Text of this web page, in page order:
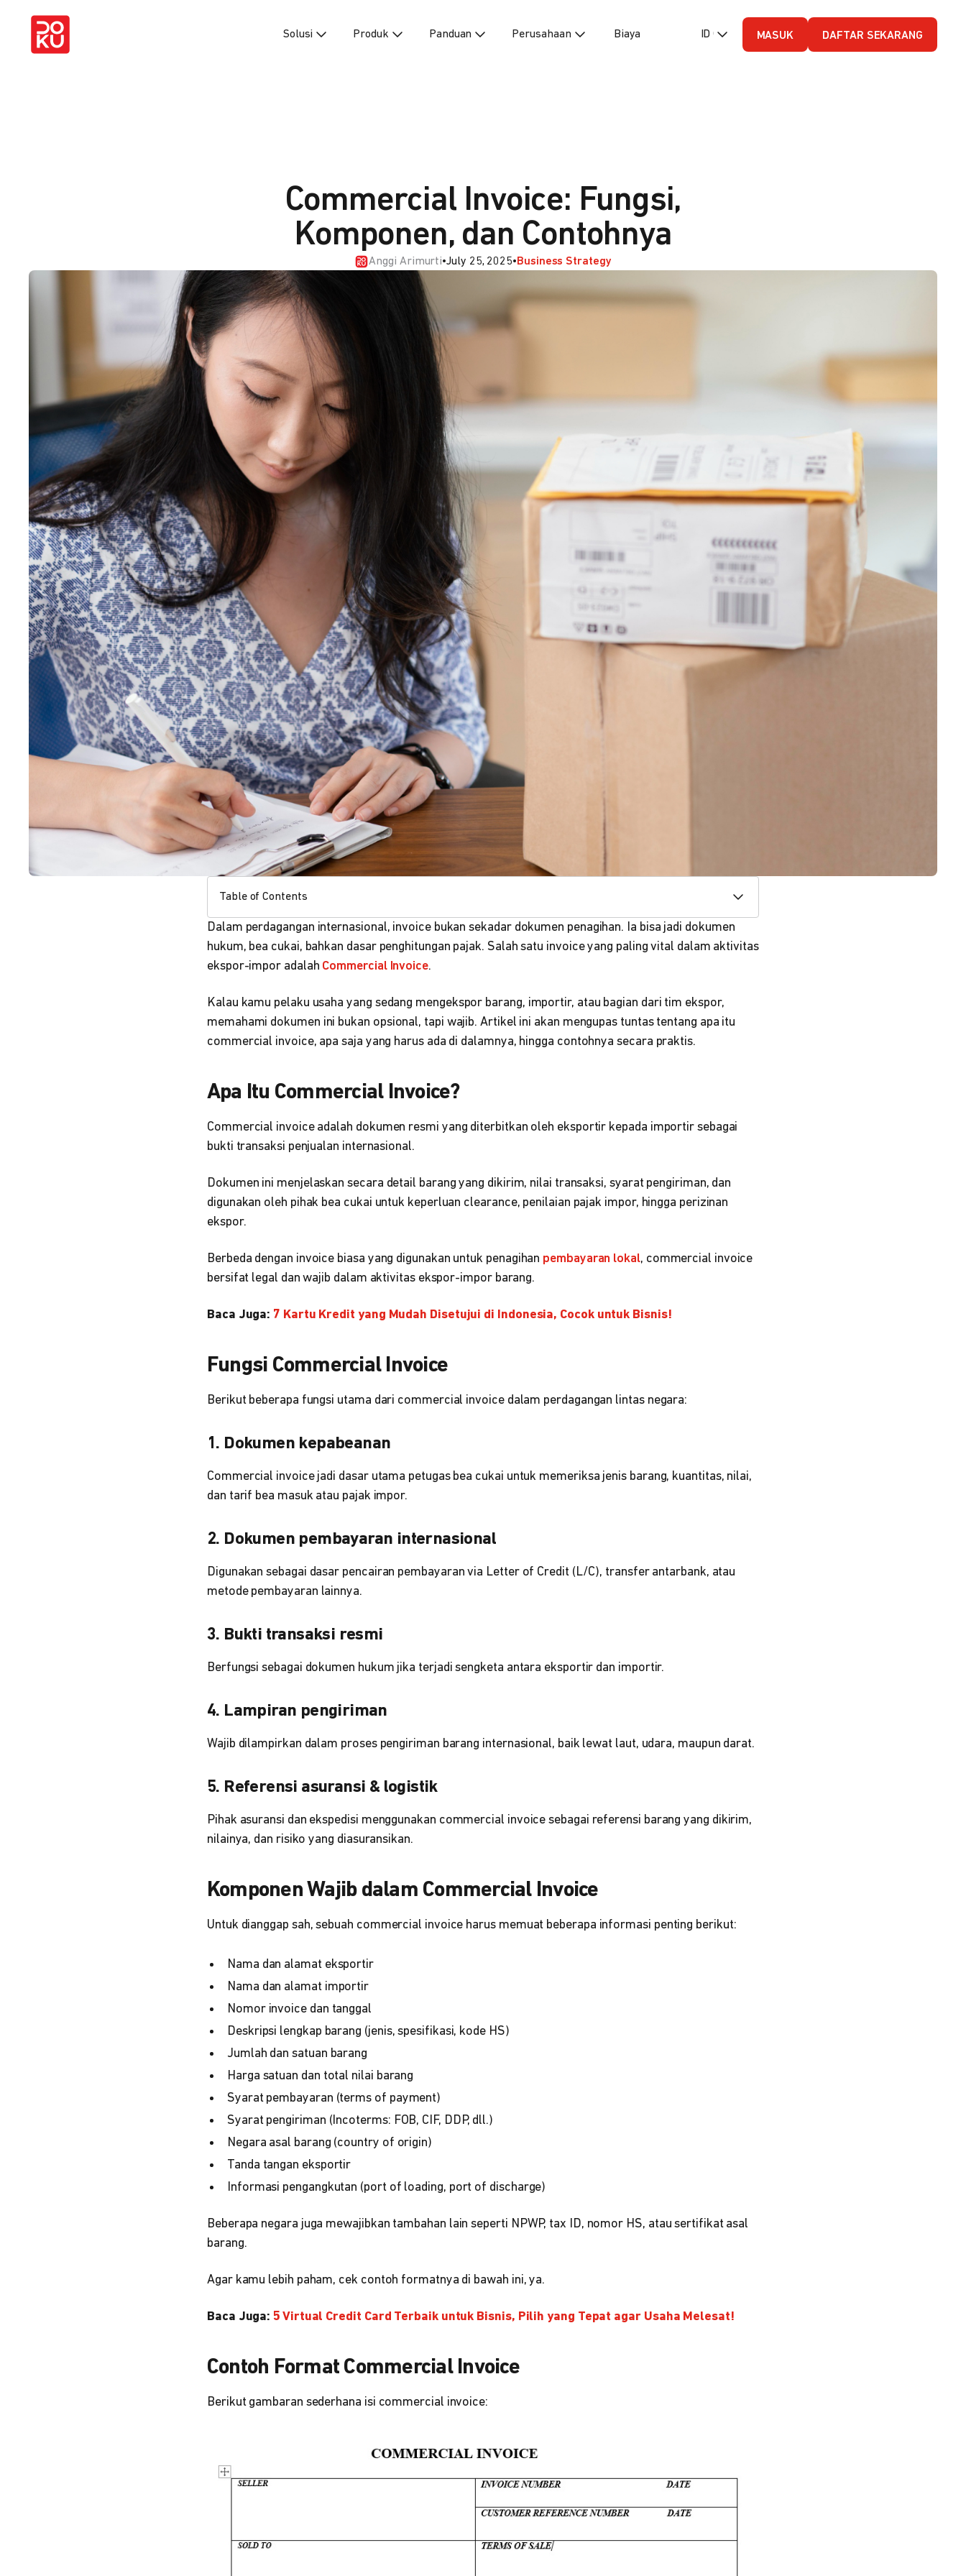
Solusi Produk Panduan Perusahaan Biaya ID (Bahasa Indonesia)
MASUK DAFTAR SEKARANG
Commercial Invoice: Fungsi,
Komponen, dan Contohnya
Anggi Arimurti•July 25, 2025•Business Strategy
Table of Contents
Dalam perdagangan internasional, invoice bukan sekadar dokumen penagihan. Ia bisa jadi dokumen
hukum, bea cukai, bahkan dasar penghitungan pajak. Salah satu invoice yang paling vital dalam aktivitas
ekspor-impor adalah Commercial Invoice.
Kalau kamu pelaku usaha yang sedang mengekspor barang, importir, atau bagian dari tim ekspor,
memahami dokumen ini bukan opsional, tapi wajib. Artikel ini akan mengupas tuntas tentang apa itu
commercial invoice, apa saja yang harus ada di dalamnya, hingga contohnya secara praktis.
Apa Itu Commercial Invoice?
Commercial invoice adalah dokumen resmi yang diterbitkan oleh eksportir kepada importir sebagai
bukti transaksi penjualan internasional.
Dokumen ini menjelaskan secara detail barang yang dikirim, nilai transaksi, syarat pengiriman, dan
digunakan oleh pihak bea cukai untuk keperluan clearance, penilaian pajak impor, hingga perizinan
ekspor.
Berbeda dengan invoice biasa yang digunakan untuk penagihan pembayaran lokal, commercial invoice
bersifat legal dan wajib dalam aktivitas ekspor-impor barang.
Baca Juga: 7 Kartu Kredit yang Mudah Disetujui di Indonesia, Cocok untuk Bisnis!
Fungsi Commercial Invoice
Berikut beberapa fungsi utama dari commercial invoice dalam perdagangan lintas negara:
1. Dokumen kepabeanan
Commercial invoice jadi dasar utama petugas bea cukai untuk memeriksa jenis barang, kuantitas, nilai,
dan tarif bea masuk atau pajak impor.
2. Dokumen pembayaran internasional
Digunakan sebagai dasar pencairan pembayaran via Letter of Credit (L/C), transfer antarbank, atau
metode pembayaran lainnya.
3. Bukti transaksi resmi
Berfungsi sebagai dokumen hukum jika terjadi sengketa antara eksportir dan importir.
4. Lampiran pengiriman
Wajib dilampirkan dalam proses pengiriman barang internasional, baik lewat laut, udara, maupun darat.
5. Referensi asuransi & logistik
Pihak asuransi dan ekspedisi menggunakan commercial invoice sebagai referensi barang yang dikirim,
nilainya, dan risiko yang diasuransikan.
Komponen Wajib dalam Commercial Invoice
Untuk dianggap sah, sebuah commercial invoice harus memuat beberapa informasi penting berikut:
Nama dan alamat eksportir
Nama dan alamat importir
Nomor invoice dan tanggal
Deskripsi lengkap barang (jenis, spesifikasi, kode HS)
Jumlah dan satuan barang
Harga satuan dan total nilai barang
Syarat pembayaran (terms of payment)
Syarat pengiriman (Incoterms: FOB, CIF, DDP, dll.)
Negara asal barang (country of origin)
Tanda tangan eksportir
Informasi pengangkutan (port of loading, port of discharge)
Beberapa negara juga mewajibkan tambahan lain seperti NPWP, tax ID, nomor HS, atau sertifikat asal
barang.
Agar kamu lebih paham, cek contoh formatnya di bawah ini, ya.
Baca Juga: 5 Virtual Credit Card Terbaik untuk Bisnis, Pilih yang Tepat agar Usaha Melesat!
Contoh Format Commercial Invoice
Berikut gambaran sederhana isi commercial invoice: